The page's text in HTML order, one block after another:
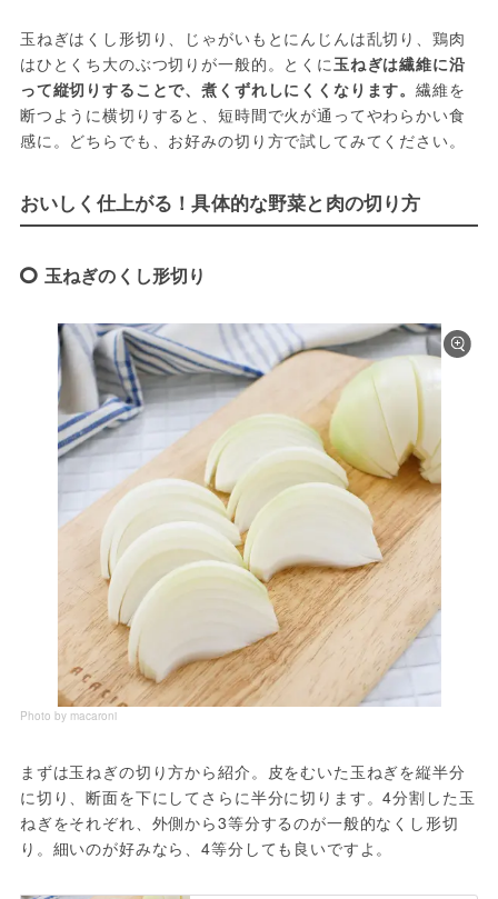
玉ねぎはくし形切り、じゃがいもとにんじんは乱切り、鶏肉
はひとくち大のぶつ切りが一般的。とくに玉ねぎは繊維に沿
って縦切りすることで、煮くずれしにくくなります。繊維を
断つように横切りすると、短時間で火が通ってやわらかい食
感に。どちらでも、お好みの切り方で試してみてください。
おいしく仕上がる！具体的な野菜と肉の切り方
玉ねぎのくし形切り
Photo by macaroni
まずは玉ねぎの切り方から紹介。皮をむいた玉ねぎを縦半分
に切り、断面を下にしてさらに半分に切ります。4分割した玉
ねぎをそれぞれ、外側から3等分するのが一般的なくし形切
り。細いのが好みなら、4等分しても良いですよ。